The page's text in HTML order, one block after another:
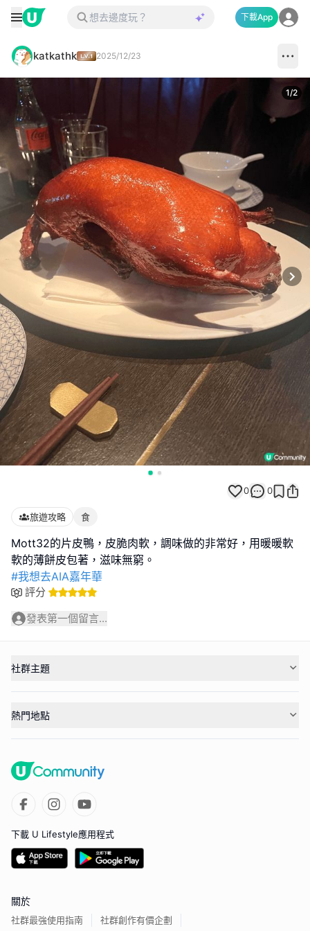
下載App
katkathk 2025/12/23
1/2
0 0
旅遊攻略 食
Mott32的片皮鴨，皮脆肉軟，調味做的非常好，用暖暖軟
#我想去AIA嘉年華
評分
發表第一個留言...
社群主題
熱門地點
下載 U Lifestyle應用程式
關於
社群最強使用指南 社群創作有價企劃